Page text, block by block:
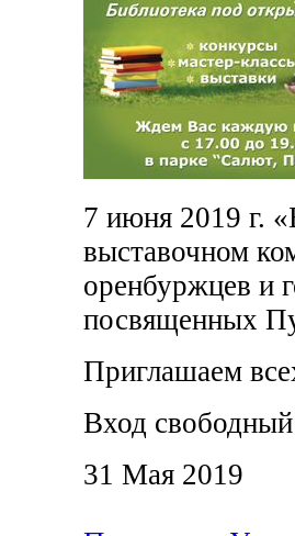
7 июня 2019 г.
выставочном
оренбуржцев и
посвященных
Приглашаем
Вход
31 Мая 2019